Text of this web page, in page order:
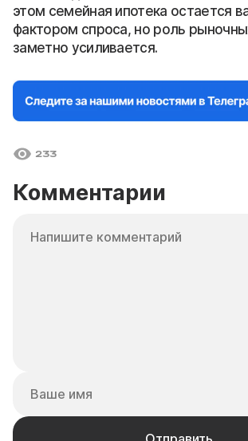
этом семейная ипотека остается
фактором спроса, но роль
заметно усиливается.
233
Комментарии